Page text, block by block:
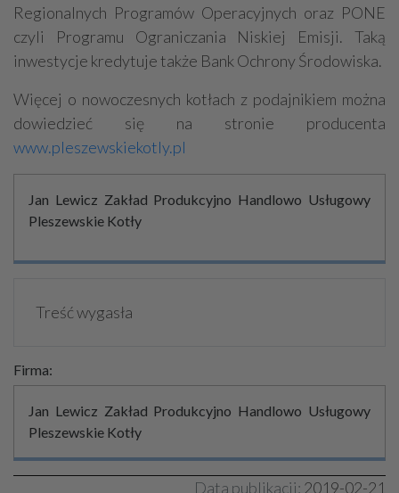
Regionalnych Programów Operacyjnych oraz PONE
czyli Programu Ograniczania Niskiej Emisji. Taką
inwestycje kredytuje także Bank Ochrony Środowiska.
Więcej o nowoczesnych kotłach z podajnikiem można
dowiedzieć się na stronie producenta
www.pleszewskiekotly.pl
Jan Lewicz Zakład Produkcyjno Handlowo Usługowy
Pleszewskie Kotły
Treść wygasła
Firma:
Jan Lewicz Zakład Produkcyjno Handlowo Usługowy
Pleszewskie Kotły
Data publikacji: 2019-02-21